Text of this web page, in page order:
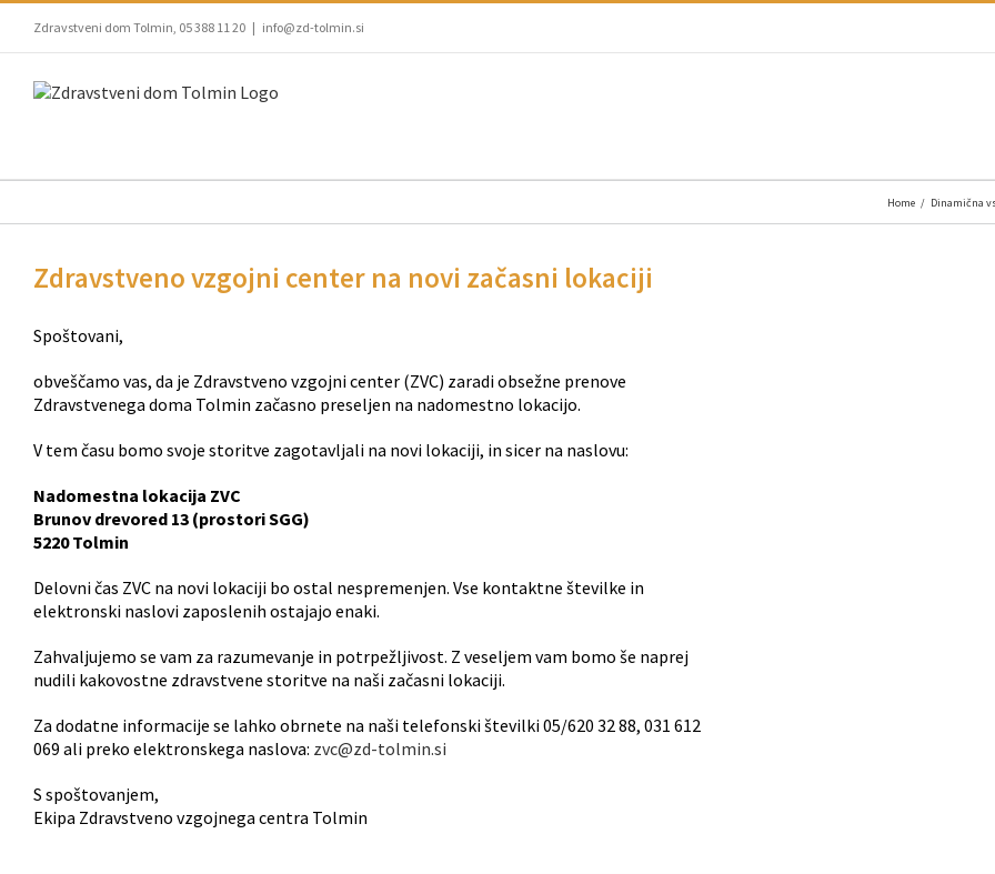
Skip
content
Zdravstveni dom Tolmin, 05 388 11 20 | info@zd-tolmin.si
Home / Dinamična
Zdravstveno vzgojni center na novi začasni lokaciji
Spoštovani,
obveščamo vas, da je Zdravstveno vzgojni center (ZVC) zaradi obsežne prenove
Zdravstvenega doma Tolmin začasno preseljen na nadomestno lokacijo.
V tem času bomo svoje storitve zagotavljali na novi lokaciji, in sicer na naslovu:
Nadomestna lokacija ZVC
Brunov drevored 13 (prostori SGG)
5220 Tolmin
Delovni čas ZVC na novi lokaciji bo ostal nespremenjen. Vse kontaktne številke in
elektronski naslovi zaposlenih ostajajo enaki.
Zahvaljujemo se vam za razumevanje in potrpežljivost. Z veseljem vam bomo še naprej
nudili kakovostne zdravstvene storitve na naši začasni lokaciji.
Za dodatne informacije se lahko obrnete na naši telefonski številki 05/620 32 88, 031 612
069 ali preko elektronskega naslova: zvc@zd-tolmin.si
S spoštovanjem,
Ekipa Zdravstveno vzgojnega centra Tolmin